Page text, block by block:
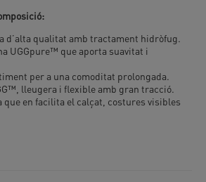
d’alta qualitat amb tractament hidròfug.
UGGpure™ que aporta suavitat i
per a una comoditat prolongada.
lleugera i flexible amb gran tracció.
que en facilita el calçat, costures visibles